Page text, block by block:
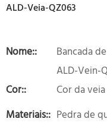
ALD-Veia-QZ063
Nome::
Bancada
ALD-Vein-
Cor::
Cor da veia
Materiais:: Pedra de